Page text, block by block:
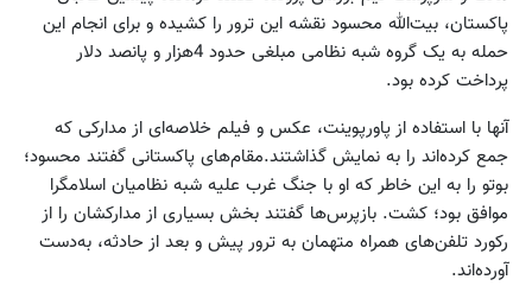
پاکستان، بیت‌الله محسود نقشه این ترور را کشیده و برای انجام این
حمله به یک گروه شبه نظامی مبلغی حدود 4هزار و پانصد دلار
پرداخت کرده بود.
آنها با استفاده از پاورپوینت، عکس و فیلم خلاصه‌ای از مدارکی که
جمع کرده‌اند را به نمایش گذاشتند.مقام‌های پاکستانی گفتند محسود؛
بوتو را به این خاطر که او با جنگ غرب علیه شبه نظامیان اسلامگرا
موافق بود؛ کشت. بازپرس‌ها گفتند بخش بسیاری از مدارکشان را از
رکورد تلفن‌های همراه متهمان به ترور پیش و بعد از حادثه، به‌دست
آورده‌اند.